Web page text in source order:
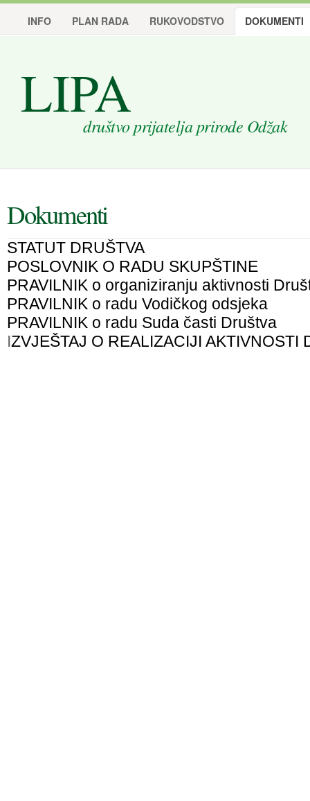
INFO PLAN RADA RUKOVODSTVO DOKUMENTI
LIPAdruštvo prijatelja prirode Odžak
Dokumenti
STATUT DRUŠTVA
POSLOVNIK O RADU SKUPŠTINE
PRAVILNIK o organiziranju aktivnosti
PRAVILNIK o radu Vodičkog odsjeka
PRAVILNIK o radu Suda časti Društva
IZVJEŠTAJ O REALIZACIJI AKTIVNOSTI